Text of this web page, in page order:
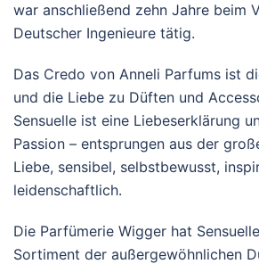
war anschließend zehn Jahre beim
Deutscher Ingenieure tätig.
Das Credo von Anneli Parfums ist
und die Liebe zu Düften und
Sensuelle ist eine Liebeserklärung
Passion – entsprungen aus der
Liebe, sensibel, selbstbewusst,
leidenschaftlich.
Die Parfümerie Wigger hat
Sortiment der außergewöhnlichen